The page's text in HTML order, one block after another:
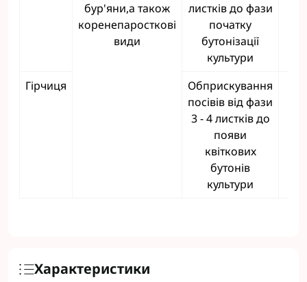
бур'яни,а також
коренепаросткові
види
листків до фази
початку
бутонізації
культури
Гірчиця
Обприскування
посівів від фази
3 - 4 листків до
появи
квіткових
бутонів
культури
Характеристики